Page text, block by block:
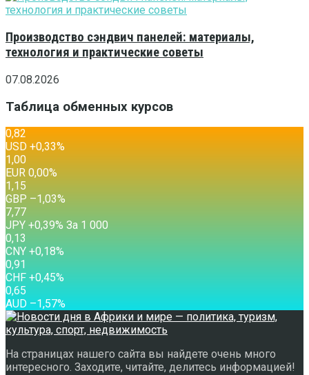
Производство сэндвич панелей: материалы,
технология и практические советы
07.08.2026
Таблица обменных курсов
0,82
USD +0,33%
1,00
EUR 0,00%
1,15
GBP –1,03%
7,77
JPY +0,39% За 1 000
0,13
CNY +0,18%
0,91
CHF +0,45%
0,65
AUD –1,57%
На страницах нашего сайта вы найдете очень много
интересного. Заходите, читайте, делитесь информацией!